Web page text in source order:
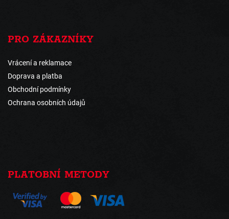
PRO ZÁKAZNÍKY
Vrácení a reklamace
Doprava a platba
Obchodní podmínky
Ochrana osobních údajů
PLATOBNÍ METODY